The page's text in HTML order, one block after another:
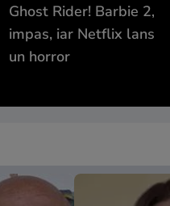
Ghost Rider! Barbie 2, în
impas, iar Netflix
un horror